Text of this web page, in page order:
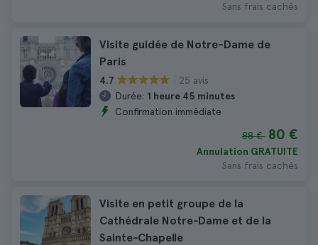
Sans frais cachés
Visite guidée de Notre-Dame de
Paris
4.7
25 avis
Durée: 1 heure 45 minutes
Confirmation immédiate
88 € 80 €
Annulation GRATUITE
Sans frais cachés
Visite en petit groupe de la
Cathédrale Notre‑Dame et de la
Sainte‑Chapelle